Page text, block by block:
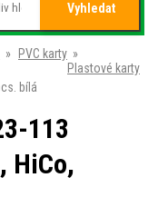
Vyhledat
» PVC karty »
Plastové karty
bílá
113
HiCo,